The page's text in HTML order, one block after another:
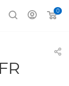
0